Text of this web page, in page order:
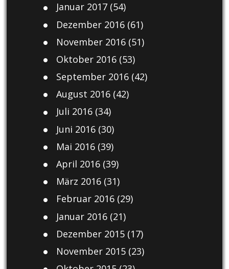
Januar 2017(54)
Dezember 2016(61)
November 2016(51)
Oktober 2016(53)
September 2016(42)
August 2016(42)
Juli 2016(34)
Juni 2016(30)
Mai 2016(39)
April 2016(39)
März 2016(31)
Februar 2016(29)
Januar 2016(21)
Dezember 2015(17)
November 2015(23)